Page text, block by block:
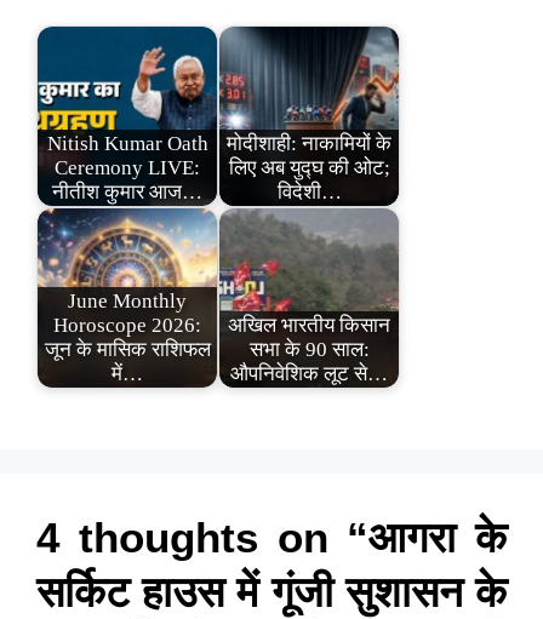
Nitish Kumar Oath
Ceremony LIVE:
नीतीश कुमार आज…
मोदीशाही: नाकामियों के
लिए अब युद्घ की ओट;
विदेशी…
June Monthly
Horoscope 2026:
जून के मासिक राशिफल
में…
अखिल भारतीय किसान
सभा के 90 साल:
औपनिवेशिक लूट से…
4 thoughts on “आगरा के
सर्किट हाउस में गूंजी सुशासन के